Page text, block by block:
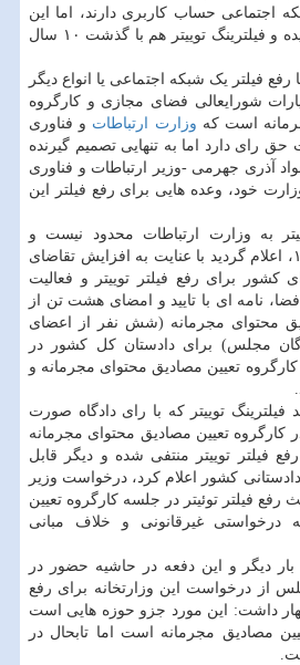
اجتماعی حساب کاربری دارند، اما این
مورد به نتیجه قطعی نرسیده و فیلترینگ توییتر هم با گذشت ۱۰ سال
رفع فیلتر یک شبکه اجتماعی یا انواع دیگر
شورایعالی فضای مجازی و کارگروه
است که وزارت ارتباطات و فناوری
رای دارد اما به تنهایی تصمیم گیرنده
آذری جهرمی -وزیر ارتباطات و فناوری
خود، وعده هایی برای رفع فیلتر این
به وزارت ارتباطات محدود نیست و
بنابراین حتی در سال ۱۳۹۷، اعلام گردید با عنایت به افزایش تقاضای
برای رفع فیلتر توییتر و فعالیت
نامه ای با تایید و امضای هشت تن از
محتوای مجرمانه (شش نفر از اعضای
مجلس) برای دادستان کل کشور در
تعیین مصادیق محتوای مجرمانه و
توییتر که با رای دادگاه صورت
تعیین مصادیق محتوای مجرمانه
فیلتر توییتر منتفی شده و دیگر قابل
کشور اعلام کرد، درخواست وزیر
رفع فیلتر توئیتر در جلسه کارگروه تعیین
درخواستی غیرقانونی و خلاف مبانی
دیگر و این دفعه در حاشیه حضور در
از درخواست این وزارتخانه برای رفع
اظهار داشت: این مورد جزو حوزه هایی است
مصادیق مجرمانه است اما تابحال در